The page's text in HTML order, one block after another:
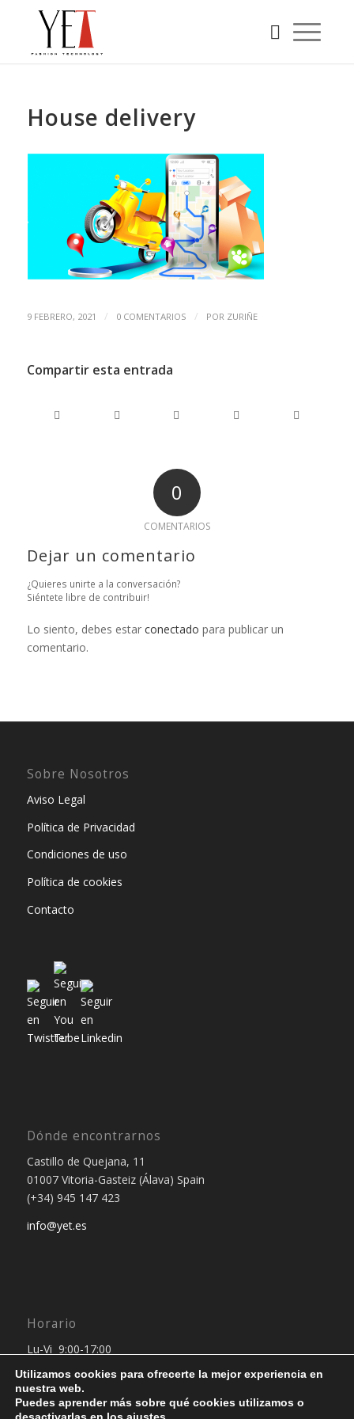
House delivery
9 FEBRERO, 2021 / 0 COMENTARIOS / POR ZURIÑE
Compartir esta entrada
0
COMENTARIOS
Dejar un comentario
¿Quieres unirte a la conversación?
Siéntete libre de contribuir!
Lo siento, debes estar conectado para publicar un
comentario.
Sobre Nosotros
Aviso Legal
Política de Privacidad
Condiciones de uso
Política de cookies
Contacto
Dónde encontrarnos
Castillo de Quejana, 11
01007 Vitoria-Gasteiz (Álava) Spain
(+34) 945 147 423
info@yet.es
Horario
Lu-Vi 9:00-17:00
Utilizamos cookies para ofrecerte la mejor experiencia en
nuestra web.
Puedes aprender más sobre qué cookies utilizamos o